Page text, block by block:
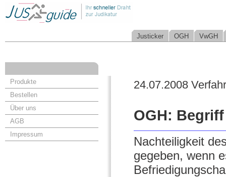
Justicker OGH VwGH
Produkte
Bestellen
Über uns
AGB
Impressum
24.07.2008
OGH:
Nachteiligkeit
gegeben, wenn